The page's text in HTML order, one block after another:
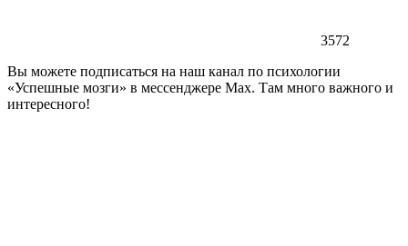
3572
Вы можете подписаться на наш канал по психологии
«Успешные мозги» в мессенджере Max. Там много важного и
интересного!